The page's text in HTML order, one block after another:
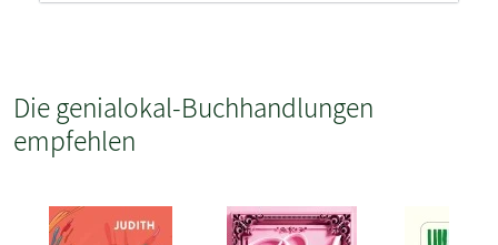
Die genialokal-Buchhandlungen
empfehlen